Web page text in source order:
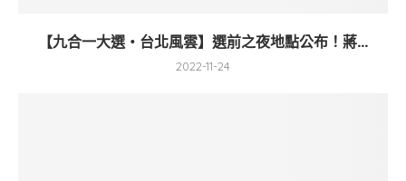
【九合一大選・台北風雲】選前之夜地點公布！蔣...
2022-11-24